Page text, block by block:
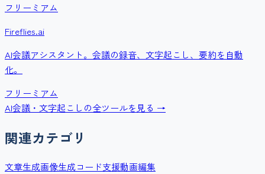
フリーミアム
Fireflies.ai
AI会議アシスタント。会議の録音、文字起こし、要約を自動
化。
フリーミアム
AI会議・文字起こし の全ツールを見る →
関連カテゴリ
文章生成画像生成コード支援動画編集